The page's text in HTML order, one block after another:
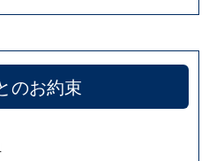
のお約束